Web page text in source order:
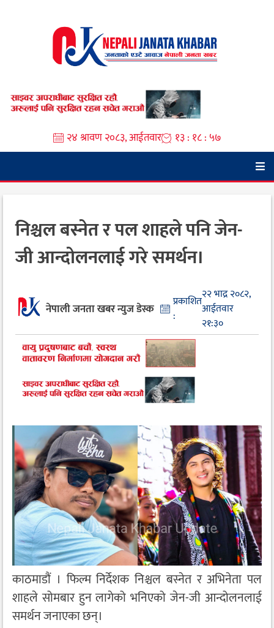
२४ श्रावण २०८३, आईतवार १३ : १८ : ५८
निश्चल बस्नेत र पल शाहले पनि जेन-
जी आन्दोलनलाई गरे समर्थन।
नेपाली जनता खबर न्युज डेस्क
प्रकाशित
:
२२ भाद्र २०८२,
आईतवार
२१:३०
काठमाडौं । फिल्म निर्देशक निश्चल बस्नेत र अभिनेता पल
शाहले सोमबार हुन लागेको भनिएको जेन-जी आन्दोलनलाई
समर्थन जनाएका छन्।